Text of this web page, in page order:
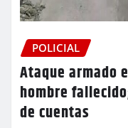
POLICIAL
Ataque armado
hombre
de cuentas